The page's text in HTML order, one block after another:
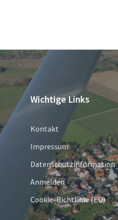
Wichtige Links
Kontakt
Impressum
Datenschutzinformation
Anmelden
Cookie-Richtlinie (EU)